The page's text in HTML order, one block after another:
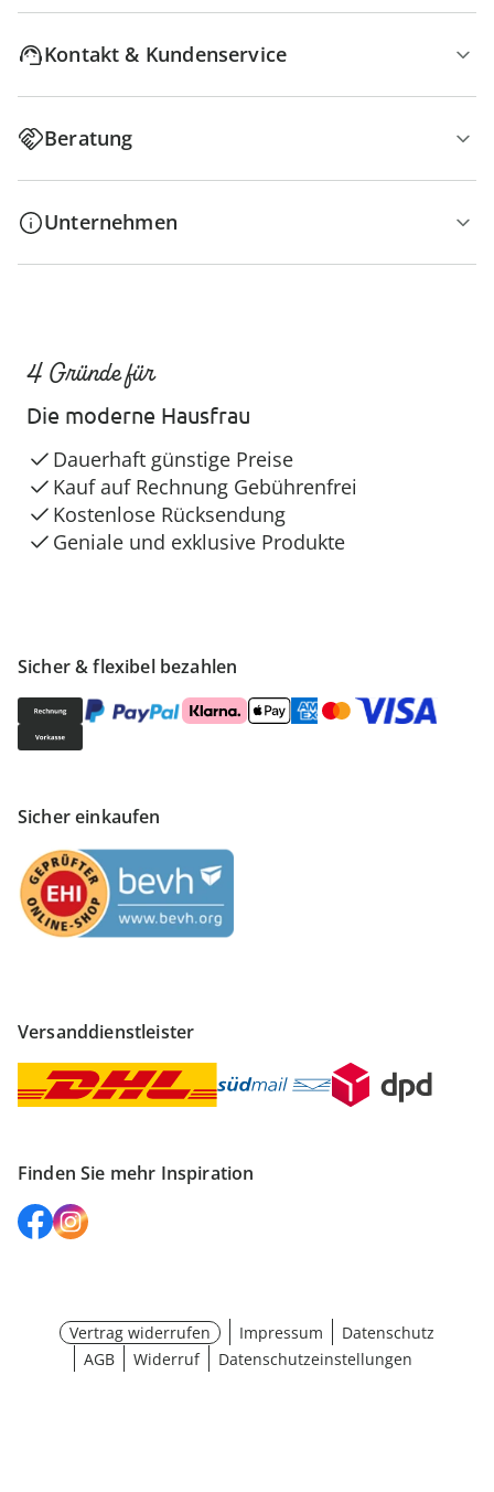
Kontakt & Kundenservice
Beratung
Unternehmen
Sicher & flexibel bezahlen
Sicher einkaufen
Versanddienstleister
Finden Sie mehr Inspiration
4 Gründe für
Die moderne Hausfrau
Dauerhaft günstige Preise
Kauf auf Rechnung Gebührenfrei
Kostenlose Rücksendung
Geniale und exklusive Produkte
Vertrag widerrufen Impressum
Datenschutz
AGB
Widerruf Datenschutzeinstellungen